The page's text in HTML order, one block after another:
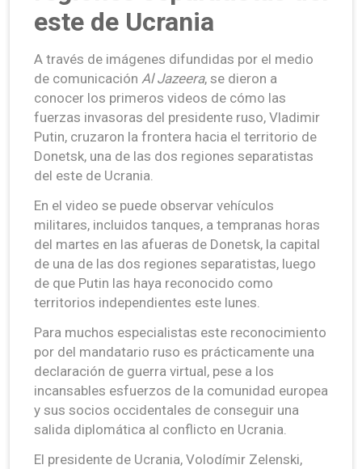
este de Ucrania
A través de imágenes difundidas por el medio
de comunicación Al Jazeera, se dieron a
conocer los primeros videos de cómo las
fuerzas invasoras del presidente ruso, Vladimir
Putin, cruzaron la frontera hacia el territorio de
Donetsk, una de las dos regiones separatistas
del este de Ucrania.
En el video se puede observar vehículos
militares, incluidos tanques, a tempranas horas
del martes en las afueras de Donetsk, la capital
de una de las dos regiones separatistas, luego
de que Putin las haya reconocido como
territorios independientes este lunes.
Para muchos especialistas este reconocimiento
por del mandatario ruso es prácticamente una
declaración de guerra virtual, pese a los
incansables esfuerzos de la comunidad europea
y sus socios occidentales de conseguir una
salida diplomática al conflicto en Ucrania.
El presidente de Ucrania, Volodímir Zelenski,